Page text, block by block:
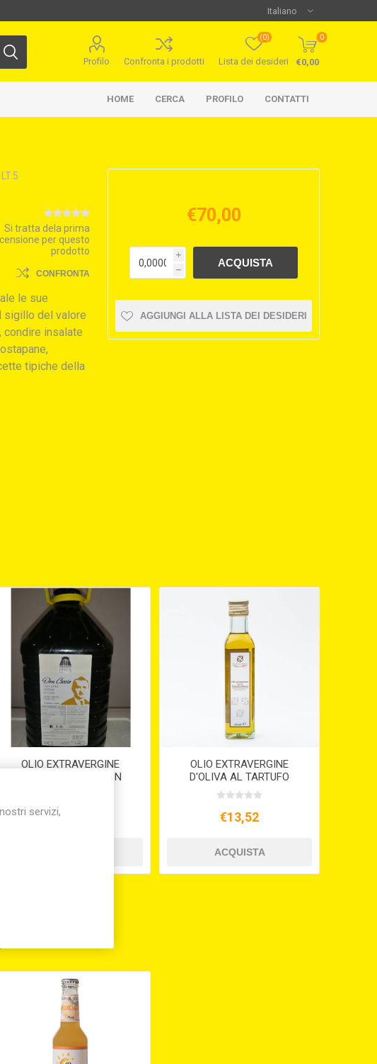
Profilo Confronta i prodotti Lista dei desideri
(0) 0
€0,00
HOME CERCA PROFILO CONTATTI
Si tratta dela prima
per questo
prodotto
CONFRONTA
le sue
sigillo del valore
insalate
tipiche della
€70,00
i
h
AGGIUNGI ALLA LISTA DEI DESIDERI
OLIO EXTRAVERGINE
D'OLIVA PET LT.5 DON
€97,80
OLIO EXTRAVERGINE
D'OLIVA AL TARTUFO
BIANCO ML.250
€13,52
servizi,